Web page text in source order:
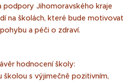
podpory Jihomoravského kraje
na školách, které bude motivovat
a péči o zdraví.
hodnocení školy:
školou s výjimečně pozitivním,